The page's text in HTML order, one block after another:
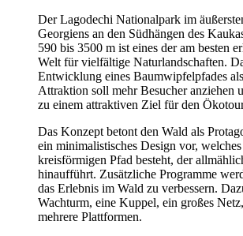
Der Lagodechi Nationalpark im
Georgiens an den Südhängen des
590 bis 3500 m ist eines der am besten
Welt für vielfältige Naturlandschaften.
Entwicklung eines Baumwipfelpfades
Attraktion soll mehr Besucher anziehen
zu einem attraktiven Ziel für den
Das Konzept betont den Wald als
ein minimalistisches Design vor,
kreisförmigen Pfad besteht, der
hinaufführt. Zusätzliche Programme
das Erlebnis im Wald zu verbessern.
Wachturm, eine Kuppel, ein großes
mehrere Plattformen.